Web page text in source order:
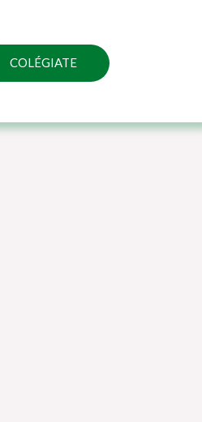
COLÉGIATE